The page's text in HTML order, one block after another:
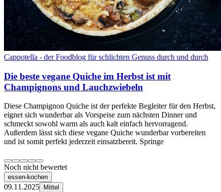
Cappotella - der Foodblog für schlichten Genuss durch und durch
Die beste vegane Quiche im Herbst ist mit
Champignons und Lauchzwiebeln
Diese Champignon Quiche ist der perfekte Begleiter für den Herbst,
eignet sich wunderbar als Vorspeise zum nächsten Dinner und
schmeckt sowohl warm als auch kalt einfach hervorragend.
Außerdem lässt sich diese vegane Quiche wunderbar vorbereiten
und ist somit perfekt jederzeit einsatzbereit. Springe
Noch nicht bewertet
essen-kochen
09.11.2025 Mittel